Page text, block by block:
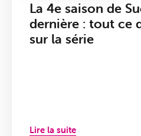
La 4e saison de
dernière : tout ce
sur la série
Lire la suite